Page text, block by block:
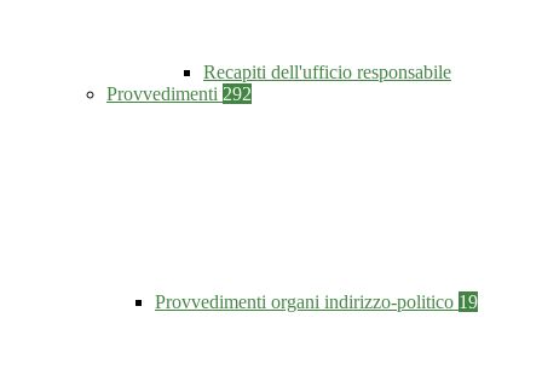
Recapiti dell'ufficio responsabile
Provvedimenti 292
Provvedimenti organi indirizzo-politico 19